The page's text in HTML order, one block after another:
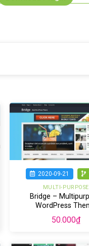
2020-09-21
MULTI-PURPOSE
Bridge –
WordPress
50.000₫